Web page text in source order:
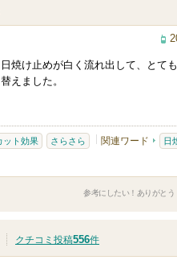
焼け止めが白く流れ出して、とて
えました。
ット効果 さらさら 関連ワード 日
参考にしたい！ありがとう
クチコミ投稿556件